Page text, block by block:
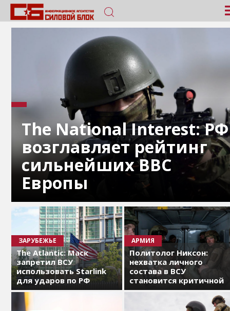
The National Interest: РФ
возглавляет рейтинг
сильнейших ВВС
Европы
ЗАРУБЕЖЬЕ
The Atlantic: Маск
запретил ВСУ
использовать Starlink
для ударов по РФ
АРМИЯ
Политолог Никсон:
нехватка личного
состава в ВСУ
становится критичной